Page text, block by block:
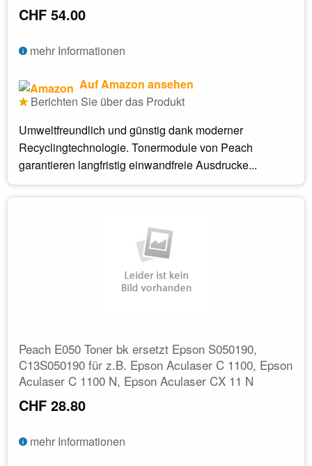
CHF 54.00
mehr Informationen
Auf Amazon ansehen
Berichten Sie über das Produkt
Umweltfreundlich und günstig dank moderner
Recyclingtechnologie. Tonermodule von Peach
garantieren langfristig einwandfreie Ausdrucke...
Peach E050 Toner bk ersetzt Epson S050190,
C13S050190 für z.B. Epson Aculaser C 1100, Epson
Aculaser C 1100 N, Epson Aculaser CX 11 N
CHF 28.80
mehr Informationen